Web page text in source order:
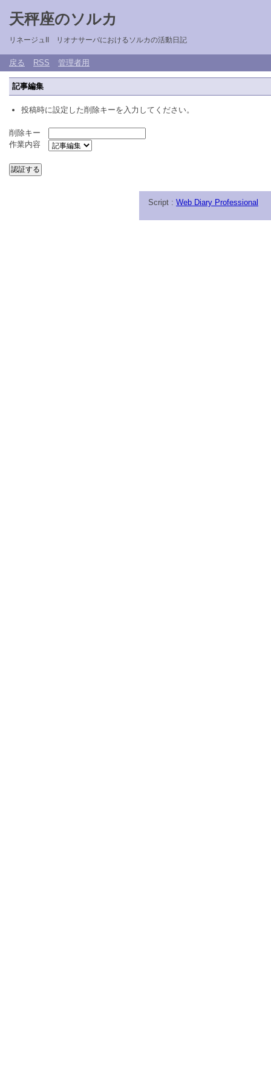
天秤座のソルカ
リネージュII リオナサーバにおけるソルカの活動日記
戻る RSS 管理者用
記事編集
投稿時に設定した削除キーを入力してください。
削除キー
作業内容
Script : Web Diary Professional